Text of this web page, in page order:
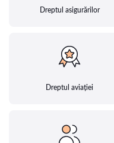
Dreptul asigurărilor
Dreptul aviației